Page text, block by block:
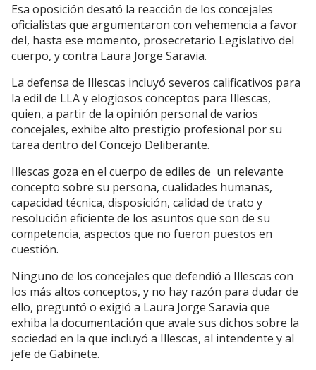
Esa oposición desató la reacción de los concejales
oficialistas que argumentaron con vehemencia a favor
del, hasta ese momento, prosecretario Legislativo del
cuerpo, y contra Laura Jorge Saravia.
La defensa de Illescas incluyó severos calificativos para
la edil de LLA y elogiosos conceptos para Illescas,
quien, a partir de la opinión personal de varios
concejales, exhibe alto prestigio profesional por su
tarea dentro del Concejo Deliberante.
Illescas goza en el cuerpo de ediles de un relevante
concepto sobre su persona, cualidades humanas,
capacidad técnica, disposición, calidad de trato y
resolución eficiente de los asuntos que son de su
competencia, aspectos que no fueron puestos en
cuestión.
Ninguno de los concejales que defendió a Illescas con
los más altos conceptos, y no hay razón para dudar de
ello, preguntó o exigió a Laura Jorge Saravia que
exhiba la documentación que avale sus dichos sobre la
sociedad en la que incluyó a Illescas, al intendente y al
jefe de Gabinete.